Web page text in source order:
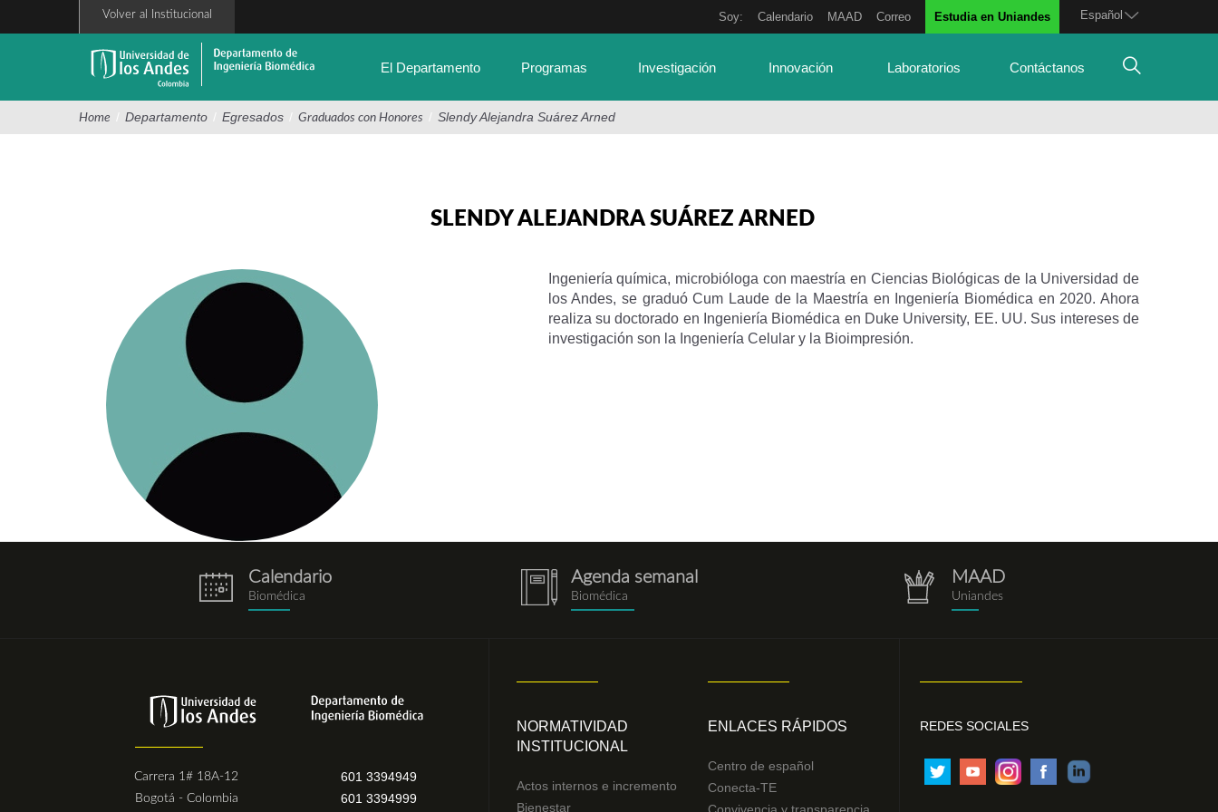
Español
Soy: Calendario MAAD Correo Estudia en Uniandes
Volver al Institucional
El Departamento Programas Investigación Innovación Laboratorios Contáctanos
Home / Departamento / Egresados / Graduados con Honores / Slendy Alejandra Suárez Arned
SLENDY ALEJANDRA SUÁREZ ARNED
Ingeniería química, microbióloga con maestría en Ciencias Biológicas de la Universidad de
los Andes, se graduó Cum Laude de la Maestría en Ingeniería Biomédica en 2020. Ahora
realiza su doctorado en Ingeniería Biomédica en Duke University, EE. UU. Sus intereses de
investigación son la Ingeniería Celular y la Bioimpresión.
eventos.png
Calendario
Biomédica notebook.png
Agenda semanal
Biomédica repositorio.png
MAAD
Uniandes
Carrera 1# 18A-12
Bogotá - Colombia
601 3394949
601 3394999
NORMATIVIDAD
INSTITUCIONAL
Actos internos e incremento
Bienestar
ENLACES RÁPIDOS
Centro de español
Conecta-TE
REDES SOCIALES